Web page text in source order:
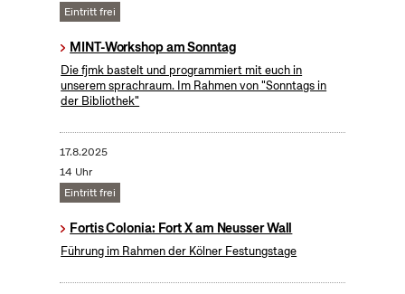
Eintritt frei
MINT-Workshop am Sonntag
Die fjmk bastelt und programmiert mit euch in
unserem sprachraum. Im Rahmen von "Sonntags in
der Bibliothek"
17.8.2025
14 Uhr
Eintritt frei
Fortis Colonia: Fort X am Neusser Wall
Führung im Rahmen der Kölner Festungstage